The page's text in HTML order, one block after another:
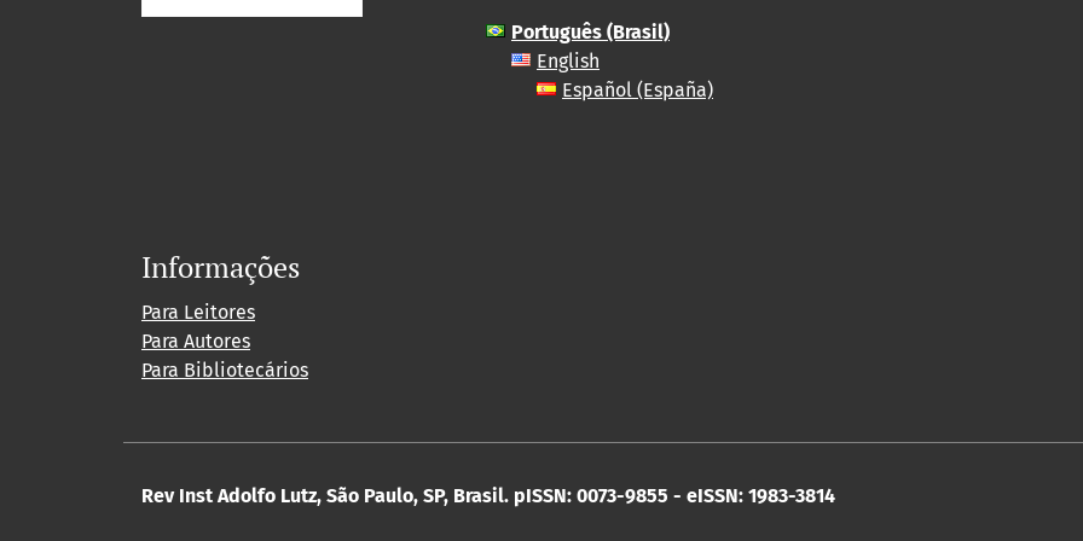
Português (Brasil)
English
Español (España)
Informações
Para Leitores
Para Autores
Para Bibliotecários
Rev Inst Adolfo Lutz, São Paulo, SP, Brasil. pISSN: 0073-9855 - eISSN: 1983-3814